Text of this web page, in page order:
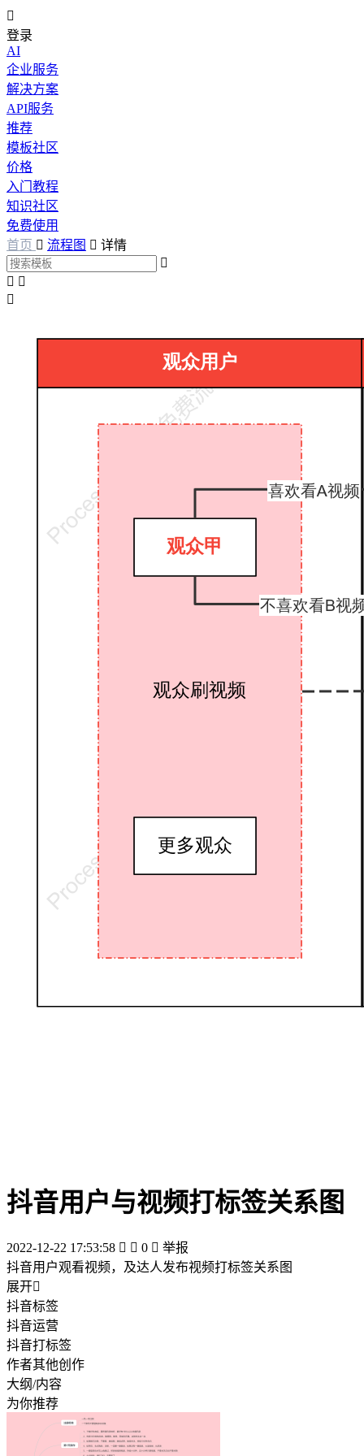

登录
AI
企业服务
解决方案
API服务
推荐
模板社区
价格
入门教程
知识社区
免费使用
首页  流程图  详情

 

抖音用户与视频打标签关系图
2022-12-22 17:53:58   0  举报
抖音用户观看视频，及达人发布视频打标签关系图
展开
抖音标签
抖音运营
抖音打标签
作者其他创作
大纲/内容
为你推荐